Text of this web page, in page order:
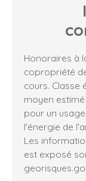
Honoraires à
copropriété
cours. Classe
moyen
pour un
l'énergie de
Les
est exposé